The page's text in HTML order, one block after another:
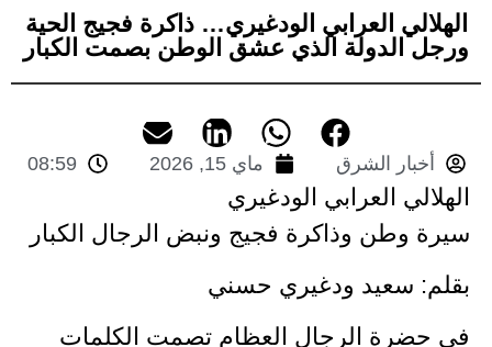
الهلالي العرابي الودغيري… ذاكرة فجيج الحية
ورجل الدولة الذي عشق الوطن بصمت الكبار
أخبار الشرق ماي 15, 2026 08:59
الهلالي العرابي الودغيري
سيرة وطن وذاكرة فجيج ونبض الرجال الكبار
بقلم: سعيد ودغيري حسني
في حضرة الرجال العظام تصمت الكلمات